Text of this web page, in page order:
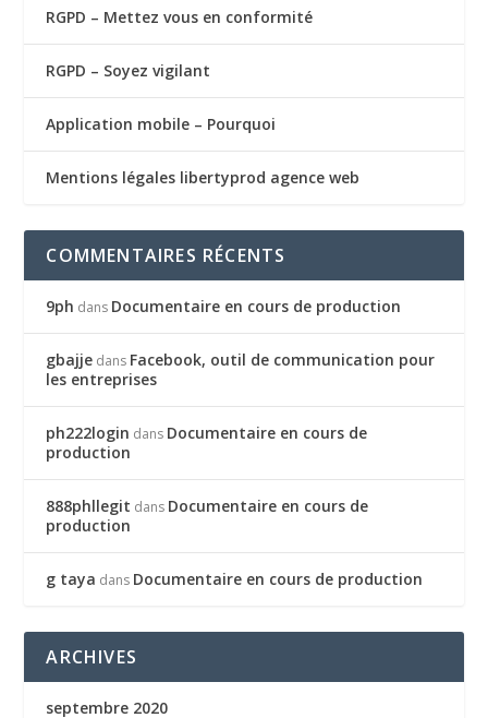
RGPD – Mettez vous en conformité
RGPD – Soyez vigilant
Application mobile – Pourquoi
Mentions légales libertyprod agence web
COMMENTAIRES RÉCENTS
9ph dans Documentaire en cours de production
gbajje dans Facebook, outil de communication pour
les entreprises
ph222login dans Documentaire en cours de
production
888phllegit dans Documentaire en cours de
production
g taya dans Documentaire en cours de production
ARCHIVES
septembre 2020